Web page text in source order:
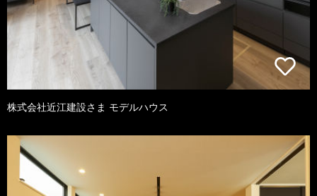
株式会社近江建設さま モデルハウス